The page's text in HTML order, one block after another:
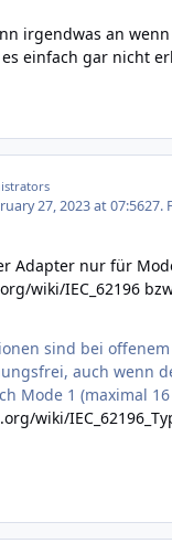
irgendwas an
einfach gar nicht
27, 2023 at 07:5627.
Adapter nur für
wiki/IEC_62196
sind bei
auch wenn
Mode 1 (maximal
wiki/